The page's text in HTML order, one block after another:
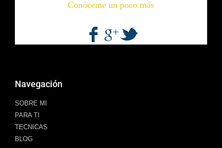
Conóceme un poco más
Navegación
SOBRE MI
PARA TI
TECNICAS
BLOG